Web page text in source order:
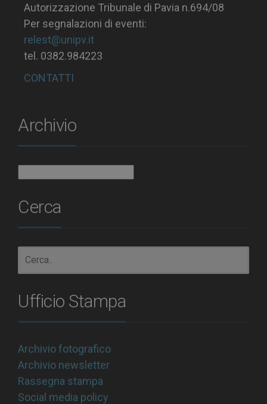
Autorizzazione Tribunale di Pavia n.694/08
Per segnalazioni di eventi:
relest@unipv.it
tel. 0382.984223
CONTATTI
Archivio
Cerca
Ufficio Stampa
Archivio fotografico
Archivio newsletter
Rassegna stampa
Social media policy